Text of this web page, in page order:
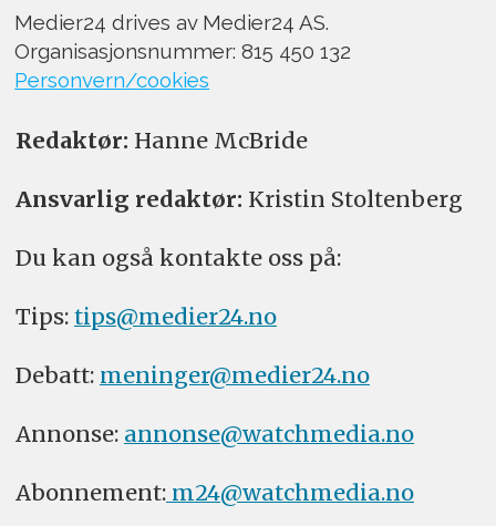
Medier24 drives av Medier24 AS.
Organisasjonsnummer: 815 450 132
Personvern/cookies
Redaktør: Hanne McBride
Ansvarlig redaktør: Kristin Stoltenberg
Du kan også kontakte oss på:
Tips: tips@medier24.no
Debatt: meninger@medier24.no
Annonse: annonse@watchmedia.no
Abonnement:m24@watchmedia.no